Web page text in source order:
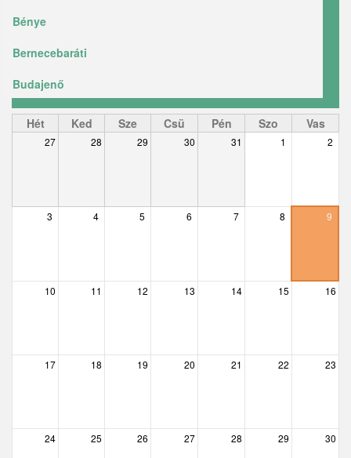
Bénye
Bernecebaráti
Budajenő
Ceglédbercel
Csemő
Csobánka
Délegyháza
Dunabogdány
Hét Ked Sze Csü Pén Szo Vas
27 28 29 30 31 1 2
3 4 5 6 7 8 9
10 11 12 13 14 15 16
17 18 19 20 21 22 23
24 25 26 27 28 29 30
– 01 előtt